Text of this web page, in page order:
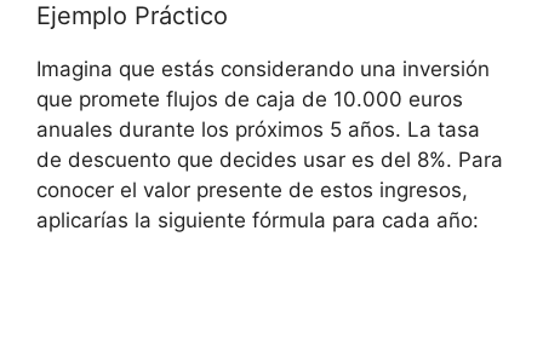
Ejemplo Práctico
Imagina que estás considerando una inversión
que promete flujos de caja de 10.000 euros
anuales durante los próximos 5 años. La tasa
de descuento que decides usar es del 8%. Para
conocer el valor presente de estos ingresos,
aplicarías la siguiente fórmula para cada año: